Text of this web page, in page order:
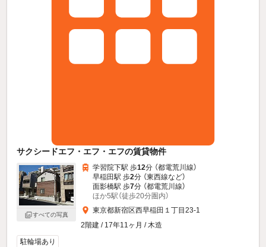
サクシードエフ・エフ・エフの賃貸物件
すべての写真
学習院下駅 歩12分 （都電荒川線）
早稲田駅 歩2分 （東西線など）
面影橋駅 歩7分 （都電荒川線）
ほか5駅（徒歩20分圏内）
東京都新宿区西早稲田１丁目23-1
2階建 / 17年11ヶ月 / 木造
駐輪場あり